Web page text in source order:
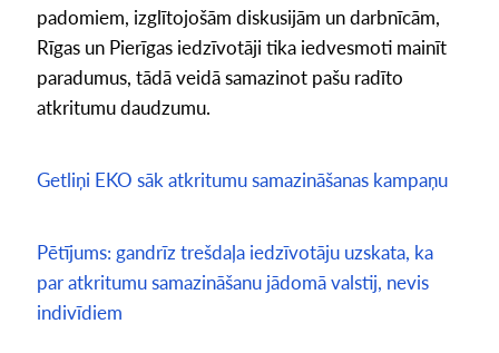
padomiem, izglītojošām diskusijām un darbnīcām,
Rīgas un Pierīgas iedzīvotāji tika iedvesmoti mainīt
paradumus, tādā veidā samazinot pašu radīto
atkritumu daudzumu.
Getliņi EKO sāk atkritumu samazināšanas kampaņu
Pētījums: gandrīz trešdaļa iedzīvotāju uzskata, ka
par atkritumu samazināšanu jādomā valstij, nevis
indivīdiem